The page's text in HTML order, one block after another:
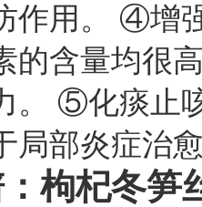
作用。 ④增
的含量均很
。 ⑤化痰止
局部炎症治
枸杞冬笋